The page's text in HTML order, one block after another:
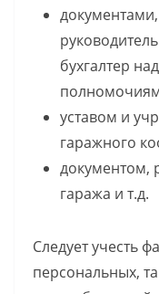
бухгалтер
уставом и
гаражного
документом,
гаража и т.д.
Следует учесть
персональных,